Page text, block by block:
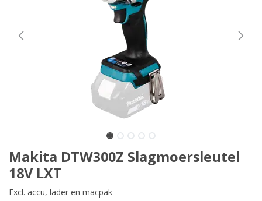
Makita DTW300Z Slagmoersleutel
18V LXT
Excl. accu, lader en macpak